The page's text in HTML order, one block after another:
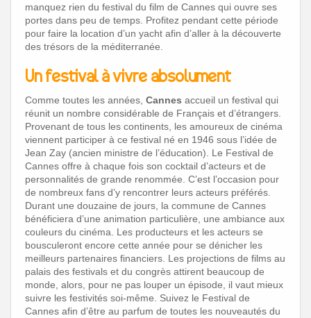
manquez rien du festival du film de Cannes qui ouvre ses
portes dans peu de temps. Profitez pendant cette période
pour faire la location d’un yacht afin d’aller à la découverte
des trésors de la méditerranée.
Un festival à vivre absolument
Comme toutes les années, Cannes accueil un festival qui
réunit un nombre considérable de Français et d’étrangers.
Provenant de tous les continents, les amoureux de cinéma
viennent participer à ce festival né en 1946 sous l’idée de
Jean Zay (ancien ministre de l’éducation). Le Festival de
Cannes offre à chaque fois son cocktail d’acteurs et de
personnalités de grande renommée. C’est l’occasion pour
de nombreux fans d’y rencontrer leurs acteurs préférés.
Durant une douzaine de jours, la commune de Cannes
bénéficiera d’une animation particulière, une ambiance aux
couleurs du cinéma. Les producteurs et les acteurs se
bousculeront encore cette année pour se dénicher les
meilleurs partenaires financiers. Les projections de films au
palais des festivals et du congrès attirent beaucoup de
monde, alors, pour ne pas louper un épisode, il vaut mieux
suivre les festivités soi-même. Suivez le Festival de
Cannes afin d’être au parfum de toutes les nouveautés du